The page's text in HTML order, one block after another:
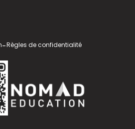
-Règles de confidentialité